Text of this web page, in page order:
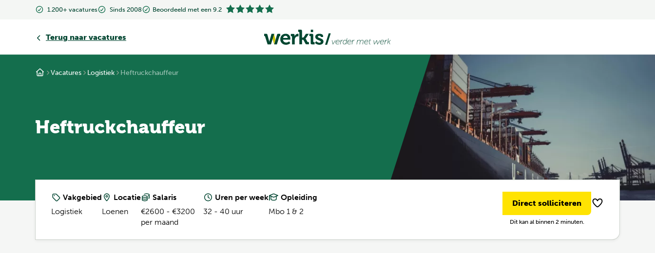
1.200+ vacatures Sinds 2008 Beoordeeld met een 9.2
Terug naar vacatures
Vacatures Logistiek Heftruckchauffeur
Heftruckchauffeur
Vakgebied
Logistiek
Locatie
Loenen
Salaris
€2600 - €3200
per maand
Uren per week
32 - 40 uur
Opleiding
Mbo 1 & 2
Direct solliciteren
Dit kan al binnen 2 minuten.